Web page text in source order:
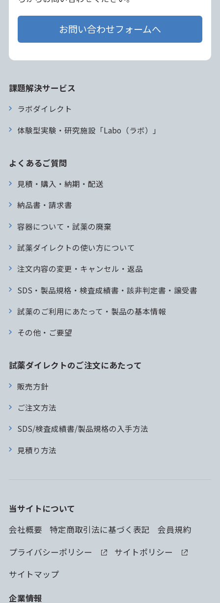
お問い合わせフォームへ
課題解決サービス
ラボダイレクト
体験型実験・研究施設「Labo（ラボ）」
よくあるご質問
見積・購入・納期・配送
納品書・請求書
容器について・試薬の廃棄
試薬ダイレクトの使い方について
注文内容の変更・キャンセル・返品
SDS・製品規格・検査成績書・該非判定書・譲受書
試薬のご利用にあたって・製品の基本情報
その他・ご要望
試薬ダイレクトのご注文にあたって
販売方針
ご注文方法
SDS/検査成績書/製品規格の入手方法
見積り方法
当サイトについて
会社概要
特定商取引法に基づく表記
会員規約
プライバシーポリシー
サイトポリシー
サイトマップ
企業情報